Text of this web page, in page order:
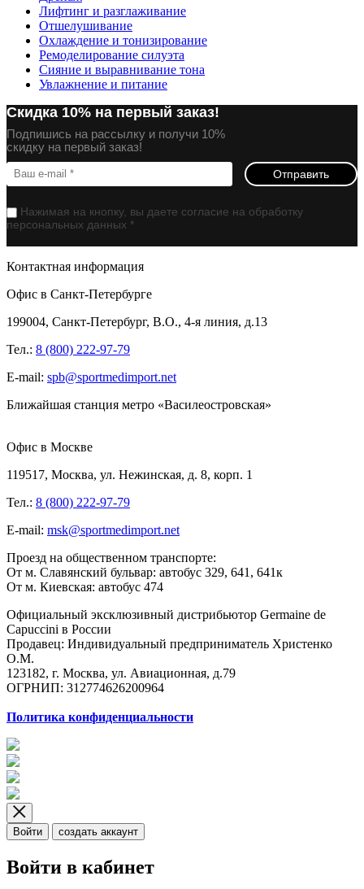
Лифтинг и разглаживание
Отшелушивание
Охлаждение и тонизирование
Ремоделирование силуэта
Сияние и выравнивание тона
Увлажнение и питание
Скидка 10% на первый заказ!
Подпишись на рассылку и получи 10%
скидку на первый заказ!
Отправить
Нажимая на кнопку, вы даете согласие на обработку
персональных данных *
Контактная информация
Офис в Санкт-Петербурге
199004, Санкт-Петербург, В.О., 4-я линия, д.13
Тел.: 8 (800) 222-97-79
E-mail: spb@sportmedimport.net
Ближайшая станция метро «Василеостровская»
Офис в Москве
119517, Москва, ул. Нежинская, д. 8, корп. 1
Тел.: 8 (800) 222-97-79
E-mail: msk@sportmedimport.net
Проезд на общественном транспорте:
От м. Славянский бульвар: автобус 329, 641, 641к
От м. Киевская: автобус 474
Официальный эксклюзивный дистрибьютор Germaine de
Capuccini в России
Продавец: Индивидуальный предприниматель Христенко
О.М.
123182, г. Москва, ул. Авиационная, д.79
ОГРНИП: 312774626200964
Политика конфиденциальности
Войти создать аккаунт
Войти в кабинет